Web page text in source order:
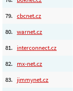
79. cbcnet.cz
80. warnet.cz
81. interconnect.cz
82. mx-net.cz
83. jimmynet.cz